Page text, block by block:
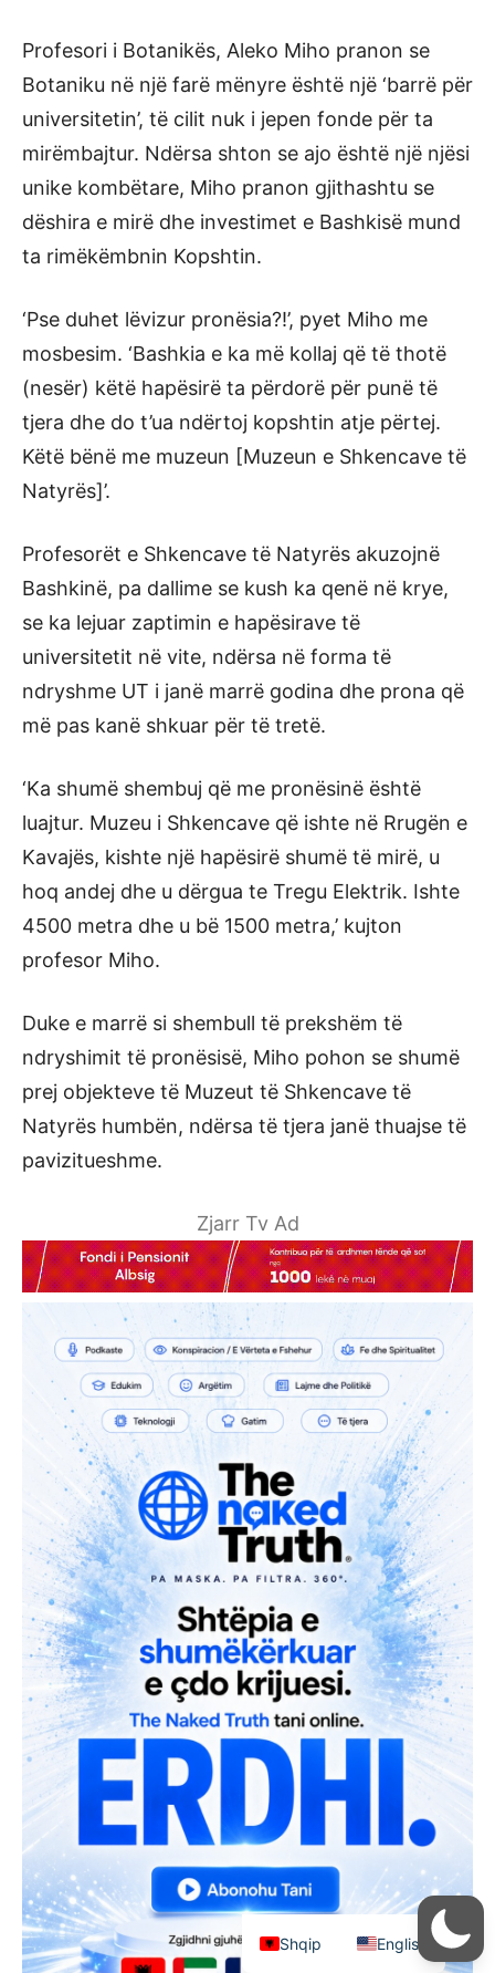
Profesori i Botanikës, Aleko Miho pranon se
Botaniku në një farë mënyre është një ‘barrë për
universitetin’, të cilit nuk i jepen fonde për ta
mirëmbajtur. Ndërsa shton se ajo është një njësi
unike kombëtare, Miho pranon gjithashtu se
dëshira e mirë dhe investimet e Bashkisë mund
ta rimëkëmbnin Kopshtin.
‘Pse duhet lëvizur pronësia?!’, pyet Miho me
mosbesim. ‘Bashkia e ka më kollaj që të thotë
(nesër) këtë hapësirë ta përdorë për punë të
tjera dhe do t’ua ndërtoj kopshtin atje përtej.
Këtë bënë me muzeun [Muzeun e Shkencave të
Natyrës]’.
Profesorët e Shkencave të Natyrës akuzojnë
Bashkinë, pa dallime se kush ka qenë në krye,
se ka lejuar zaptimin e hapësirave të
universitetit në vite, ndërsa në forma të
ndryshme UT i janë marrë godina dhe prona që
më pas kanë shkuar për të tretë.
‘Ka shumë shembuj që me pronësinë është
luajtur. Muzeu i Shkencave që ishte në Rrugën e
Kavajës, kishte një hapësirë shumë të mirë, u
hoq andej dhe u dërgua te Tregu Elektrik. Ishte
4500 metra dhe u bë 1500 metra,’ kujton
profesor Miho.
Duke e marrë si shembull të prekshëm të
ndryshimit të pronësisë, Miho pohon se shumë
prej objekteve të Muzeut të Shkencave të
Natyrës humbën, ndërsa të tjera janë thuajse të
pavizitueshme.
Zjarr Tv Ad
Shqip English